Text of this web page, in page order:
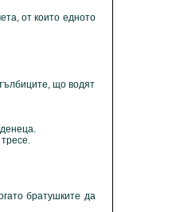
от които едното
що водят
братушките да